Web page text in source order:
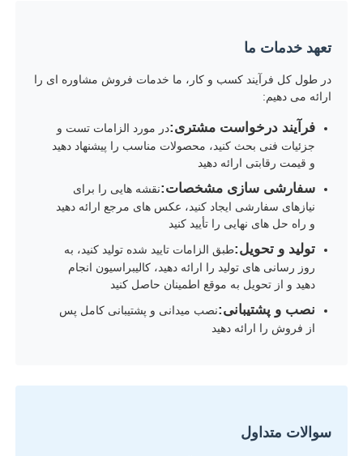
تعهد خدمات ما
در طول کل فرآیند کسب و کار، ما خدمات فروش مشاوره ای را
ارائه می دهیم:
فرآیند درخواست مشتری:در مورد الزامات تست و
جزئیات فنی بحث کنید، محصولات مناسب را پیشنهاد دهید
و قیمت رقابتی ارائه دهید
سفارشی سازی مشخصات:نقشه هایی را برای
نیازهای سفارشی ایجاد کنید، عکس های مرجع ارائه دهید
و راه حل های نهایی را تأیید کنید
تولید و تحویل:طبق الزامات تایید شده تولید کنید، به
روز رسانی های تولید را ارائه دهید، کالیبراسیون انجام
دهید و از تحویل به موقع اطمینان حاصل کنید
نصب و پشتیبانی:نصب میدانی و پشتیبانی کامل پس
از فروش را ارائه دهید
سوالات متداول